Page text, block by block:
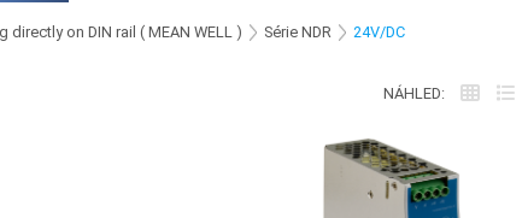
directly on DIN rail ( MEAN WELL ) Série NDR 24V/DC
NÁHLED: